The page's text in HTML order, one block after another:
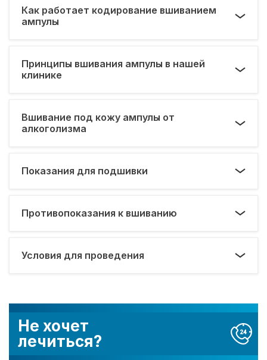
Не хочет
лечиться?
Как работает кодирование вшиванием
ампулы
Принципы вшивания ампулы в нашей
клинике
Вшивание под кожу ампулы от
алкоголизма
Показания для подшивки
Противопоказания к вшиванию
Условия для проведения